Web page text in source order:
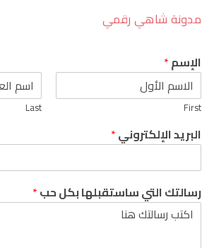
مدونة شاهي رقمي
الإسم*
First
Last
البريد الإلكتروني*
رسالتك التي ساستقبلها بكل حب*